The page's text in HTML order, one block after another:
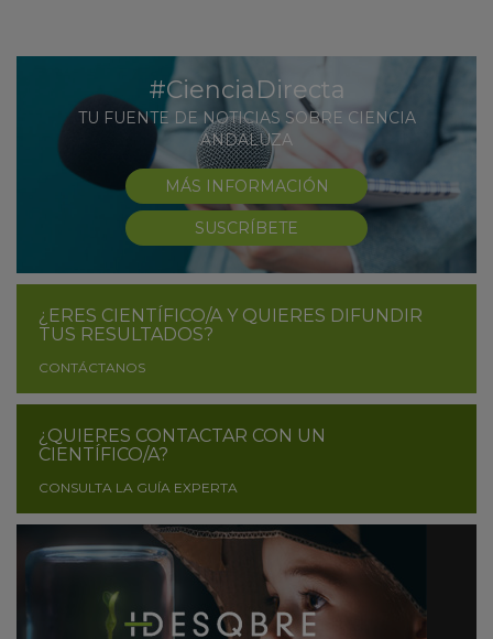
#CienciaDirecta
TU FUENTE DE NOTICIAS SOBRE CIENCIA
ANDALUZA
MÁS INFORMACIÓN
SUSCRÍBETE
¿ERES CIENTÍFICO/A Y QUIERES DIFUNDIR
TUS RESULTADOS?
CONTÁCTANOS
¿QUIERES CONTACTAR CON UN
CIENTÍFICO/A?
CONSULTA LA GUÍA EXPERTA